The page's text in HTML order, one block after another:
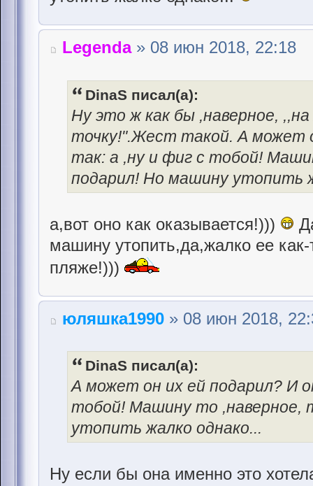
Legenda» 08 июн 2018, 22:18
DinaS писал(а):
Ну это ж как бы ,наверное,
точку!".Жест такой. А может
так: а ,ну и фиг с тобой!
подарил! Но машину утопить
а,вот оно как оказывается!)))
машину утопить,да,жалко ее
пляже!)))
юляшка1990 » 08 июн 2018,
DinaS писал(а):
А может он их ей подарил? И
тобой! Машину то ,наверное,
утопить жалко однако...
Ну если бы она именно это